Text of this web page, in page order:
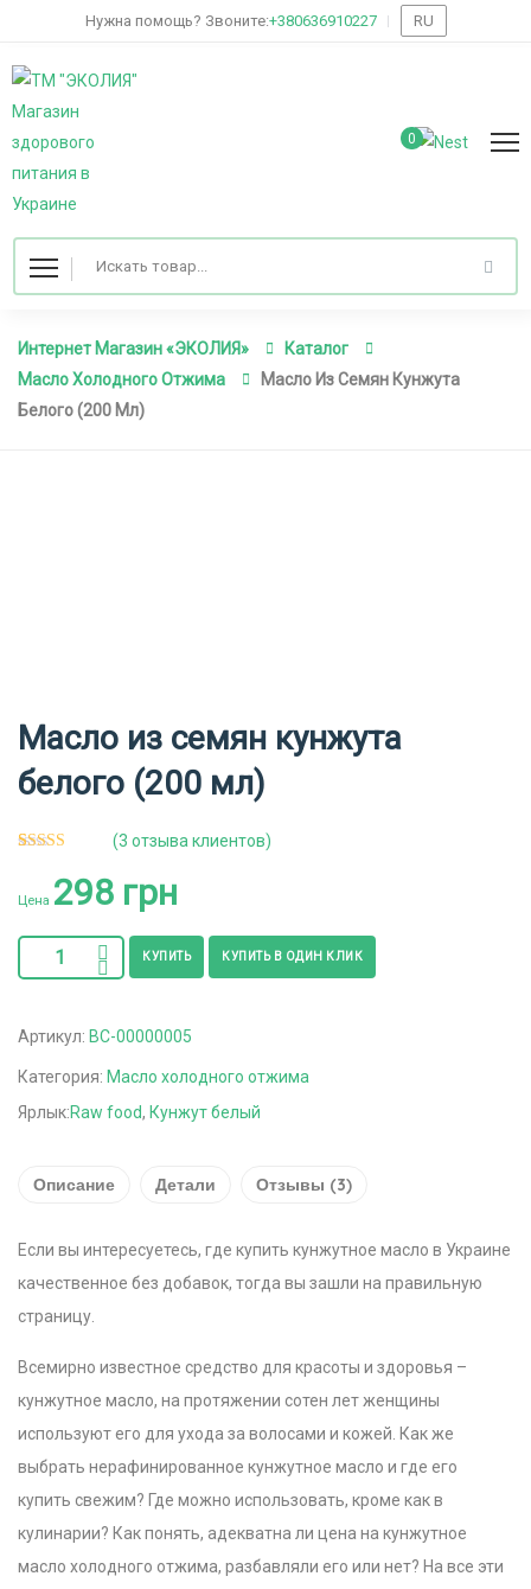
Нужна помощь? Звоните:+380636910227 RU
0
Интернет Магазин «ЭКОЛИЯ»
Каталог
Масло Холодного Отжима
Масло Из Семян Кунжута
Белого (200 Мл)
Масло из семян кунжута
белого (200 мл)
из 5 на
основе
пользователей
(3 отзыва клиентов)
Цена 298 грн
КУПИТЬ КУПИТЬ В ОДИН КЛИК
Артикул: ВС-00000005
Категория: Масло холодного отжима
Ярлык:Raw food, Кунжут белый
Описание Детали Отзывы (3)
Если вы интересуетесь, где купить кунжутное масло в Украине
качественное без добавок, тогда вы зашли на правильную
страницу.
Всемирно известное средство для красоты и здоровья –
кунжутное масло, на протяжении сотен лет женщины
используют его для ухода за волосами и кожей. Как же
выбрать нерафинированное кунжутное масло и где его
купить свежим? Где можно использовать, кроме как в
кулинарии? Как понять, адекватна ли цена на кунжутное
масло холодного отжима, разбавляли его или нет? На все эти